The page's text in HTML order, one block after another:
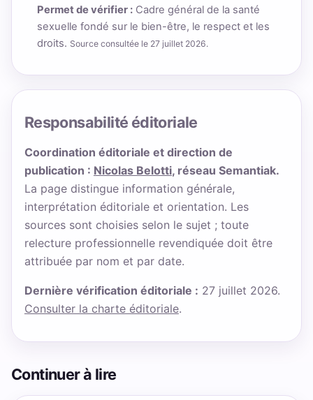
Permet de vérifier : Cadre général de la santé
sexuelle fondé sur le bien-être, le respect et les
droits. Source consultée le 27 juillet 2026.
Responsabilité éditoriale
Coordination éditoriale et direction de
publication : Nicolas Belotti, réseau Semantiak.
La page distingue information générale,
interprétation éditoriale et orientation. Les
sources sont choisies selon le sujet ; toute
relecture professionnelle revendiquée doit être
attribuée par nom et par date.
Dernière vérification éditoriale : 27 juillet 2026.
Consulter la charte éditoriale.
Continuer à lire